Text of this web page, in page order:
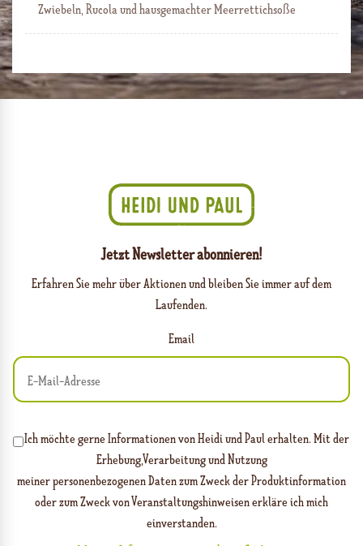
Zwiebeln, Rucola und hausgemachter Meerrettichsoße
Jetzt Newsletter abonnieren!
Erfahren Sie mehr über Aktionen und bleiben Sie immer auf dem
Laufenden.
Email
Ich möchte gerne Informationen von Heidi und Paul erhalten. Mit der
Erhebung,Verarbeitung und Nutzung
meiner personenbezogenen Daten zum Zweck der Produktinformation
oder zum Zweck von Veranstaltungshinweisen erkläre ich mich
einverstanden.